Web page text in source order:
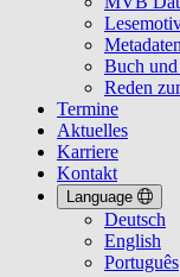
Buch
Reden
Termine
Aktuelles
Karriere
Kontakt
Language
Deutsch
English
Português